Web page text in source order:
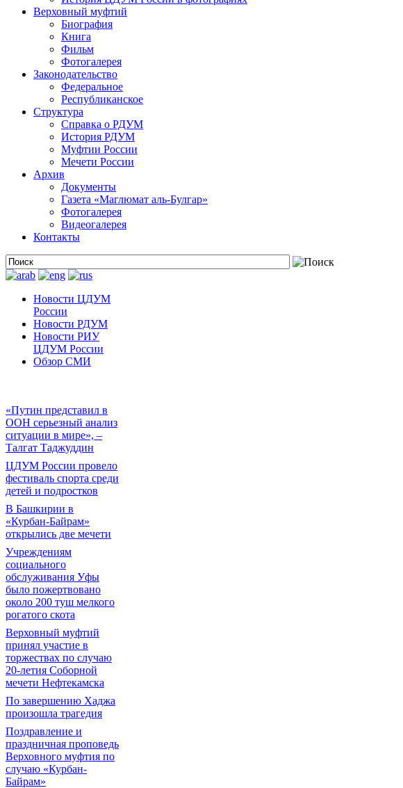
Верховный муфтий
Биография
Книга
Фильм
Фотогалерея
Законодательство
Федеральное
Республиканское
Структура
Справка о РДУМ
История РДУМ
Муфтии России
Мечети России
Архив
Документы
Газета «Маглюмат аль-Булгар»
Фотогалерея
Видеогалерея
Контакты
Новости ЦДУМ
России
Новости РДУМ
Новости РИУ
ЦДУМ России
Обзор СМИ
«Путин представил в
ООН серьезный анализ
ситуации в мире», –
Талгат Таджуддин
ЦДУМ России провело
фестиваль спорта среди
детей и подростков
В Башкирии в
«Курбан-Байрам»
открылись две мечети
Учреждениям
социального
обслуживания Уфы
было пожертвовано
около 200 туш мелкого
рогатого скота
Верховный муфтий
принял участие в
торжествах по случаю
20-летия Соборной
мечети Нефтекамска
По завершению Хаджа
произошла трагедия
Поздравление и
праздничная проповедь
Верховного муфтия по
случаю «Курбан-
Байрам»